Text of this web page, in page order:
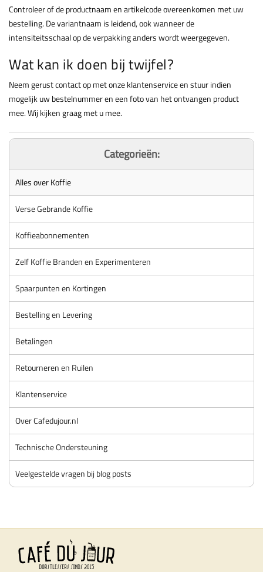
Controleer of de productnaam en artikelcode overeenkomen met uw
bestelling. De variantnaam is leidend, ook wanneer de
intensiteitsschaal op de verpakking anders wordt weergegeven.
Wat kan ik doen bij twijfel?
Neem gerust contact op met onze klantenservice en stuur indien
mogelijk uw bestelnummer en een foto van het ontvangen product
mee. Wij kijken graag met u mee.
Categorieën:
Alles over Koffie
Verse Gebrande Koffie
Koffieabonnementen
Zelf Koffie Branden en Experimenteren
Spaarpunten en Kortingen
Bestelling en Levering
Betalingen
Retourneren en Ruilen
Klantenservice
Over Cafedujour.nl
Technische Ondersteuning
Veelgestelde vragen bij blog posts